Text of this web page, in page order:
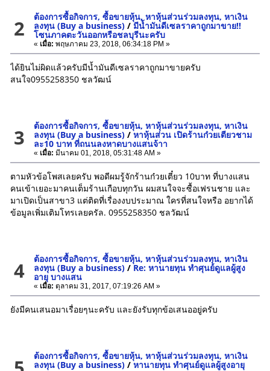
2 ต้องการซื้อกิจการ, ซื้อขายหุ้น, หาหุ้นส่วนร่วมลงทุน, หาเงิน
ลงทุน (Buy a business)/มีน้ำมันดีเซลราคาถูกมาขาย!!
โซนภาคตะวันออกหรือชลบุรีนะครับ
« เมื่อ: พฤษภาคม 23, 2018, 06:34:18 PM »
ได้ยินไม่ผิดแล้วครับมีน้ำมันดีเซลราคาถูกมาขายครับ
สนใจ0955258350 ชลวัฒน์
3 ต้องการซื้อกิจการ, ซื้อขายหุ้น, หาหุ้นส่วนร่วมลงทุน, หาเงิน
ลงทุน (Buy a business)/หาหุ้นส่วน เปิดร้านก๋วยเตียวชาม
ละ10 บาท ที่ถนนลงหาดบางแสนจ้าา
« เมื่อ: มีนาคม 01, 2018, 05:31:48 AM »
ตามหัวข้อโพสเลยครับ พอดีผมรู้จักร้านก๋วยเตี๋ยว 10บาท ที่บางแสน
คนเข้าเยอะมาคนเต็มร้านเกือบทุกวัน ผมสนใจจะซื้อเฟรนชาย และ
มาเปิดเป็นสาขา3 แต่ติดที่เรื่องงบประมาณ ใครที่สนใจหรือ อยากได้
ข้อมูลเพิ่มเติมโทรเลยครัล. 0955258350 ชลวัฒน์
4 ต้องการซื้อกิจการ, ซื้อขายหุ้น, หาหุ้นส่วนร่วมลงทุน, หาเงิน
ลงทุน (Buy a business)/Re: หานายทุน ทำศุนย์ดูแลผู้สูง
อายุ บางแสน
« เมื่อ: ตุลาคม 31, 2017, 07:19:26 AM »
ยังมีคนเสนอมาเรื่อยๆนะครับ และยังรับทุกข้อเสนออยู่ครับ
ต้องการซื้อกิจการ, ซื้อขายหุ้น, หาหุ้นส่วนร่วมลงทุน, หาเงิน
ลงทุน (Buy a business)/หานายทุน ทำศุนย์ดูแลผู้สูงอายุ